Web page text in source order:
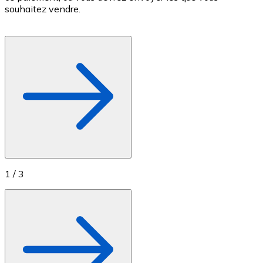
Achetez des cartes-cadeaux de vos marques
Aller à la boutique de cartes-cadeaux
souhaitez vendre.
1 / 3